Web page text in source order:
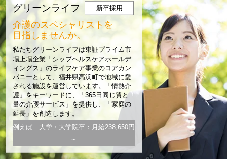
グリーンライフ 新卒採用
介護のスペシャリストを
目指しませんか。
私たちグリーンライフは東証プライム市
場上場企業「シップヘルスケアホールデ
ィングス」のライフケア事業のコアカン
パニーとして、福井県高浜町で地域に愛
される施設を運営しています。「情熱介
護」をキーワードに、「365日同じ質と
量の介護サービス」を提供し、「家庭の
延長」を創造します。
例えば 大学・大学院卒：月給238,650円
～